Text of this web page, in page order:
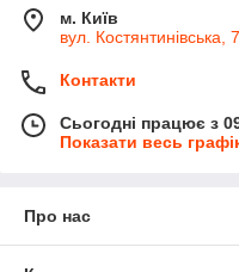
м. Київ
вул. Костянтинівська,
Контакти
Сьогодні працює з
Показати весь
Про нас